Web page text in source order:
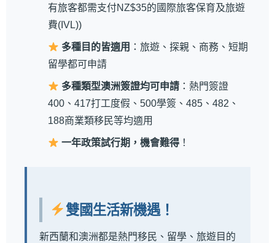
有旅客都需支付NZ$35的國際旅客保育及旅遊
費(IVL))
多種目的皆適用 ：旅遊、探親、商務、短期
留學都可申請
多種類型澳洲簽證均可申請 ：熱門簽證
400、417打工度假、500學簽、485、482、
188商業類移民等均適用
一年政策試行期，機會難得 ！
雙國生活新機遇！
新西蘭和澳洲都是熱門移民、留學、旅遊目的